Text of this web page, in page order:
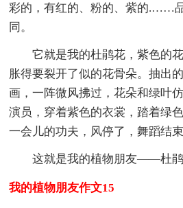
彩的，有红的、粉的、紫的.……
同。
它就是我的杜鹃花，紫色的
胀得要裂开了似的花骨朵。抽出
画，一阵微风拂过，花朵和绿叶
演员，穿着紫色的衣裳，踏着绿
一会儿的功夫，风停了，舞蹈结束
这就是我的植物朋友——杜鹃
我的植物朋友作文15